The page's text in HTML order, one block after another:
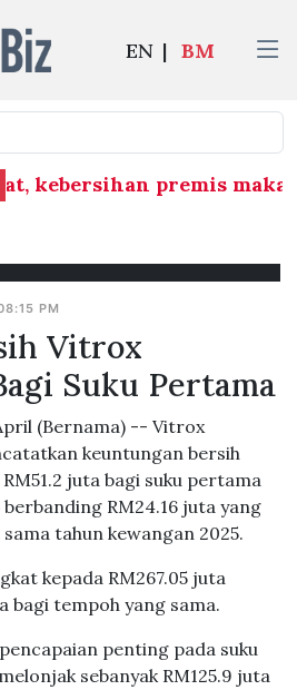
EN | BM
kebersihan premis
PM
Vitrox
Suku Pertama
(Bernama) -- Vitrox
keuntungan bersih
juta bagi suku pertama
RM24.16 juta yang
tahun kewangan 2025.
kepada RM267.05 juta
bagi tempoh yang sama.
penting pada suku
sebanyak RM125.9 juta